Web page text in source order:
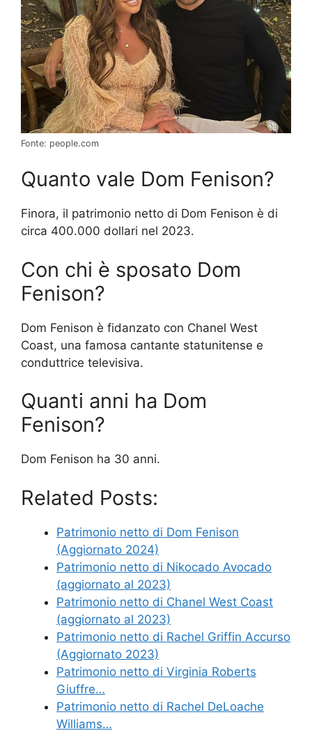
Fonte: people.com
Quanto vale Dom Fenison?
Finora, il patrimonio netto di Dom Fenison è di
circa 400.000 dollari nel 2023.
Con chi è sposato Dom
Fenison?
Dom Fenison è fidanzato con Chanel West
Coast, una famosa cantante statunitense e
conduttrice televisiva.
Quanti anni ha Dom
Fenison?
Dom Fenison ha 30 anni.
Related Posts:
Patrimonio netto di Dom Fenison
(Aggiornato 2024)
Patrimonio netto di Nikocado Avocado
(aggiornato al 2023)
Patrimonio netto di Chanel West Coast
(aggiornato al 2023)
Patrimonio netto di Rachel Griffin Accurso
(Aggiornato 2023)
Patrimonio netto di Virginia Roberts
Giuffre…
Patrimonio netto di Rachel DeLoache
Williams…